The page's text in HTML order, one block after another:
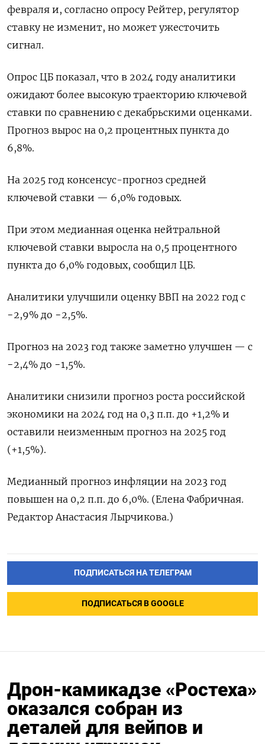
февраля и, согласно опросу Рейтер, регулятор
ставку не изменит, но может ужесточить
сигнал.
Опрос ЦБ показал, что в 2024 году аналитики
ожидают более высокую траекторию ключевой
ставки по сравнению с декабрьскими оценками.
Прогноз вырос на 0,2 процентных пункта до
6,8%.
На 2025 год консенсус-прогноз средней
ключевой ставки — 6,0% годовых.
При этом медианная оценка нейтральной
ключевой ставки выросла на 0,5 процентного
пункта до 6,0% годовых, сообщил ЦБ.
Аналитики улучшили оценку ВВП на 2022 год с
−2,9% до −2,5%.
Прогноз на 2023 год также заметно улучшен — с
−2,4% до −1,5%.
Аналитики снизили прогноз роста российской
экономики на 2024 год на 0,3 п.п. до +1,2% и
оставили неизменным прогноз на 2025 год
(+1,5%).
Медианный прогноз инфляции на 2023 год
повышен на 0,2 п.п. до 6,0%. (Елена Фабричная.
Редактор Анастасия Лырчикова.)
ПОДПИСАТЬСЯ НА ТЕЛЕГРАМ
ПОДПИСАТЬСЯ В GOOGLE
Дрон-камикадзе «Ростеха»
оказался собран из
деталей для вейпов и